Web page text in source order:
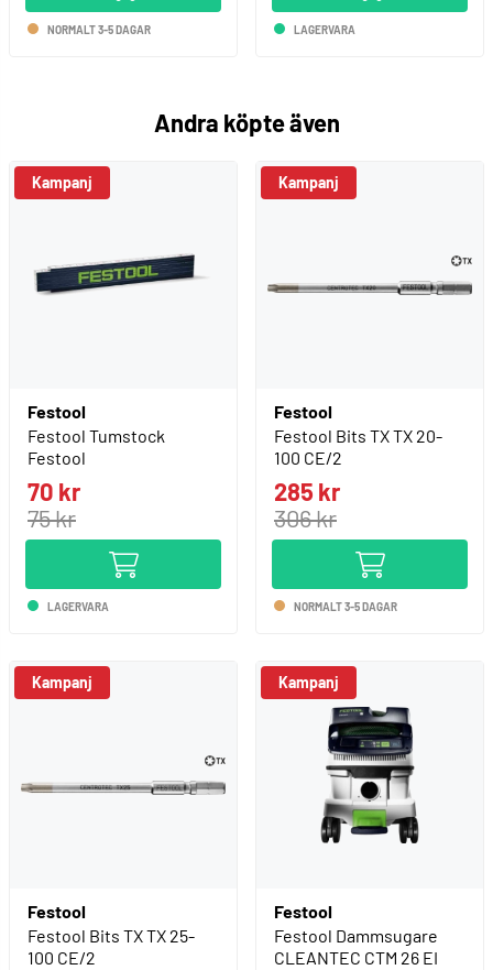
NORMALT 3-5 DAGAR LAGERVARA
Andra köpte även
Kampanj
Festool
Festool Tumstock
Festool
70 kr
75 kr
LAGERVARA
Kampanj
Festool
Festool Bits TX TX 20-
100 CE/2
285 kr
306 kr
NORMALT 3-5 DAGAR
Kampanj
Festool
Festool Bits TX TX 25-
100 CE/2
Kampanj
Festool
Festool Dammsugare
CLEANTEC CTM 26 EI